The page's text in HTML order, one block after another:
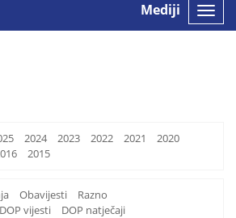
Toggle
Mediji
2024 2023 2022 2021
2020
2015
Obavijesti
Razno
DOP vijesti DOP natječaji